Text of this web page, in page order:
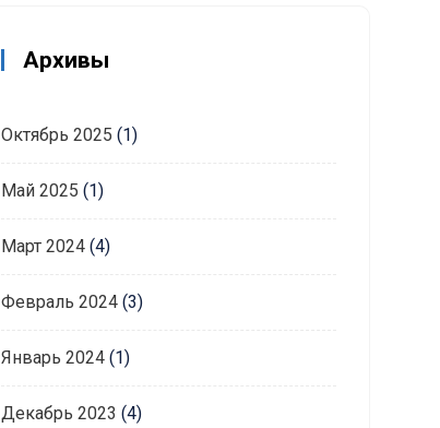
Архивы
Октябрь 2025 (1)
Май 2025 (1)
Март 2024(4)
Февраль 2024(3)
Январь 2024(1)
Декабрь 2023 (4)